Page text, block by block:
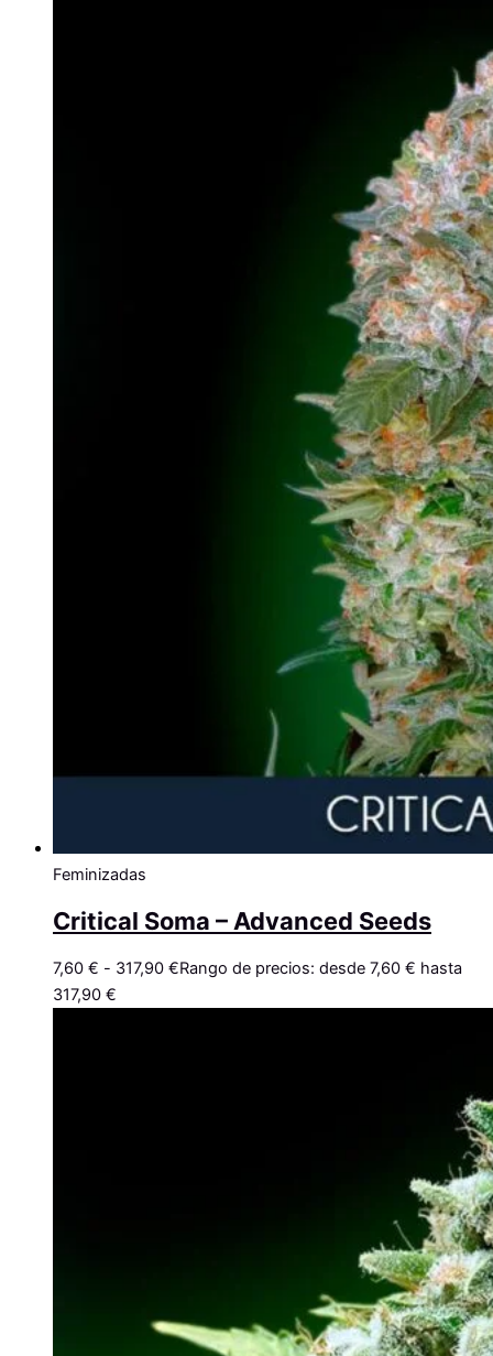
Feminizadas
Critical Soma – Advanced Seeds
7,60 € - 317,90 €Rango de precios: desde 7,60 € hasta
317,90 €